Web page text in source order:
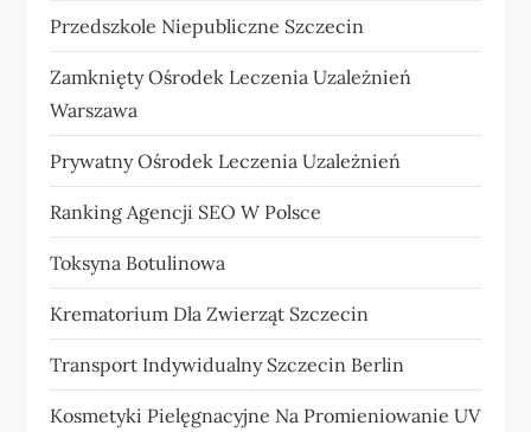
Przedszkole Niepubliczne Szczecin
Zamknięty Ośrodek Leczenia Uzależnień
Warszawa
Prywatny Ośrodek Leczenia Uzależnień
Ranking Agencji SEO W Polsce
Toksyna Botulinowa
Krematorium Dla Zwierząt Szczecin
Transport Indywidualny Szczecin Berlin
Kosmetyki Pielęgnacyjne Na Promieniowanie UV